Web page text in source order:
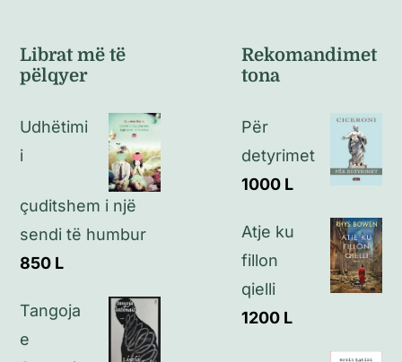
Politikat e kthimeve
Politikat e privatësisë
Librat më të
pëlqyer
Udhëtimi
i
çuditshem i një
sendi të humbur
850 L
Tangoja
e
Rekomandimet
tona
Për
detyrimet
1000 L
Atje ku
fillon
qielli
1200 L